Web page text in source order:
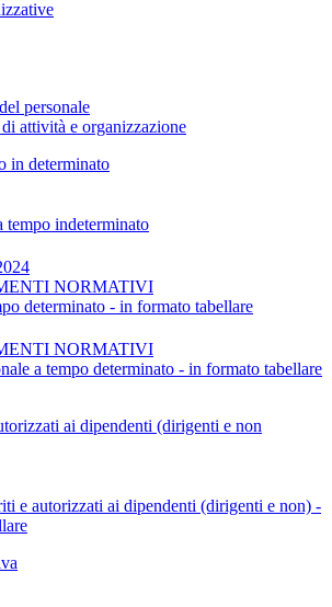
personale
attività e organizzazione
in determinato
tempo indeterminato
NORMATIVI
determinato - in formato tabellare
NORMATIVI
a tempo determinato - in formato tabellare
ai dipendenti (dirigenti e non
e autorizzati ai dipendenti (dirigenti e non) -